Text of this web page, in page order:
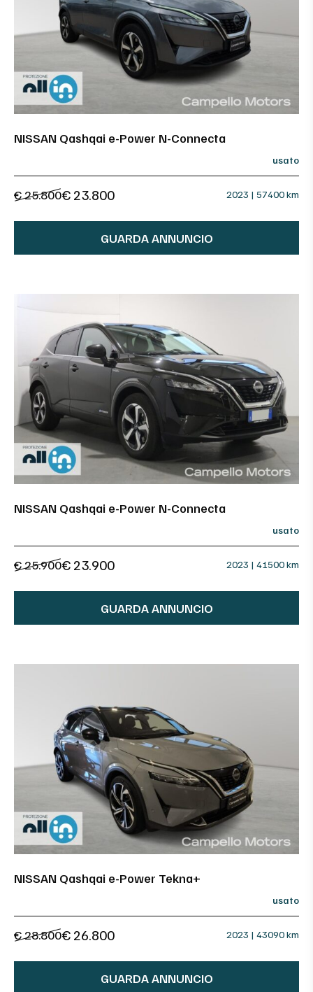
NISSAN Qashqai e-Power N-Connecta
usato
€ 25.800€ 23.800 2023 | 57400 km
GUARDA ANNUNCIO
NISSAN Qashqai e-Power N-Connecta
usato
€ 25.900€ 23.900 2023 | 41500 km
GUARDA ANNUNCIO
NISSAN Qashqai e-Power Tekna+
usato
€ 28.800€ 26.800 2023 | 43090 km
GUARDA ANNUNCIO